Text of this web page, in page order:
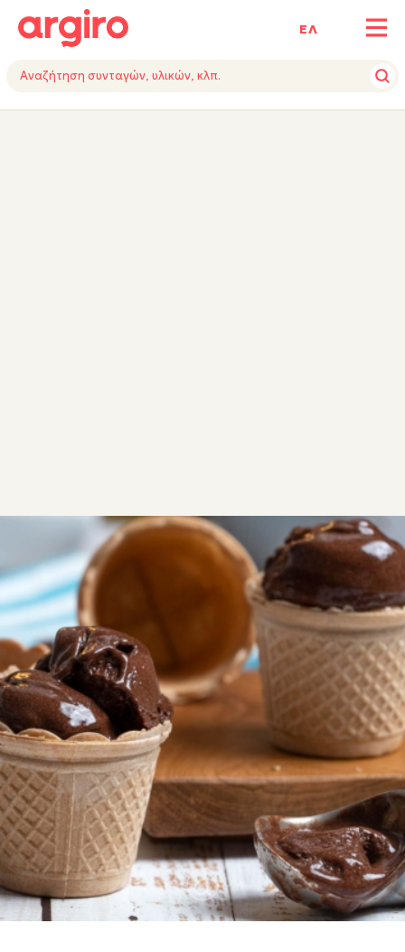
ΕΛ
ΥΛΙΚΑΕΚΤΕΛΕΣΗΕΞΟΠΛΙΣΜΟΣ
ΓΛΥΚΑ
Παγωτό σοκολάτα
Δοκιμάστε αυτή την εύκολη συνταγή για παγωτό
σοκολάτα χωρίς παγωτομηχανή και είμαι σίγουρη ότι
θα σας γίνει συνήθεια. Απλά το καλύτερο παγωτό
σοκολάτα!
2 0:20
6 10 λεπτά 10 λεπτά